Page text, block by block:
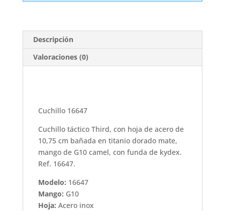
Descripción
Valoraciones (0)
Cuchillo 16647
Cuchillo táctico Third, con hoja de acero de
10,75 cm bañada en titanio dorado mate,
mango de G10 camel, con funda de kydex.
Ref. 16647.
Modelo: 16647
Mango: G10
Hoja: Acero inox